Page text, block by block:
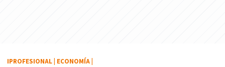
IPROFESIONAL ECONOMÍA